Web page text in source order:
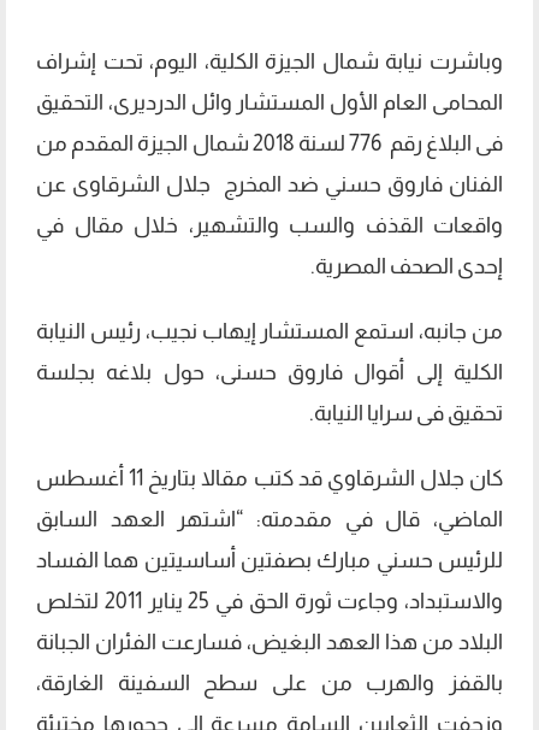
وباشرت نيابة شمال الجيزة الكلية، اليوم، تحت إشراف
المحامى العام الأول المستشار وائل الدرديرى، التحقيق
فى البلاغ رقم 776 لسنة 2018 شمال الجيزة المقدم من
الفنان فاروق حسني ضد المخرج جلال الشرقاوى عن
واقعات القذف والسب والتشهير، خلال مقال في
إحدى الصحف المصرية.
من جانبه، استمع المستشار إيهاب نجيب، رئيس النيابة
الكلية إلى أقوال فاروق حسنى، حول بلاغه بجلسة
تحقيق فى سرايا النيابة.
كان جلال الشرقاوي قد كتب مقالا بتاريخ 11 أغسطس
الماضي، قال في مقدمته: “اشتهر العهد السابق
للرئيس حسني مبارك بصفتين أساسيتين هما الفساد
والاستبداد، وجاءت ثورة الحق في 25 يناير 2011 لتخلص
البلاد من هذا العهد البغيض، فسارعت الفئران الجبانة
بالقفز والهرب من على سطح السفينة الغارقة،
وزحفت الثعابين السامة مسرعة إلى جحورها مختبئة